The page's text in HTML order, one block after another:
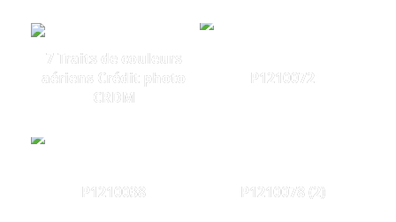
7 Traits de couleurs
aériens Crédit photo
CRDM
P1210072
P1210038 P1210078 (2)